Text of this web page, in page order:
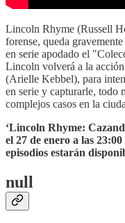
Lincoln Rhyme (Russell
forense, queda
en serie apodado el
Lincoln volverá a la
(Arielle Kebbel), para
en serie y capturarle, todo
complejos casos en la
‘Lincoln Rhyme:
el 27 de enero a las
episodios estarán
null